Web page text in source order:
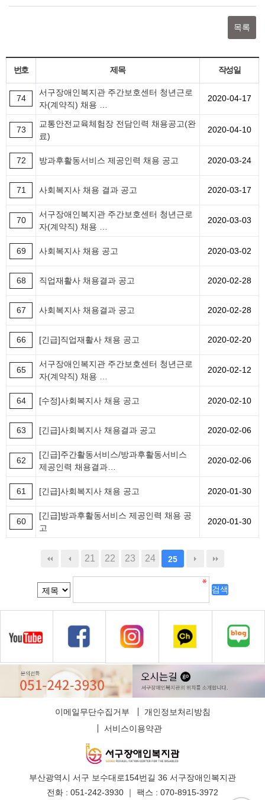
목록
번호 제목 작성일
74
서구장애인복지관 주간보호센터 청년근로
자(계약직) 채용 …
2020-04-17
73
교통안전교육체험장 전담인력 채용공고(완
료)
2020-04-10
72 방과후활동서비스 제공인력 채용 공고 2020-03-24
71 사회복지사 채용 결과 공고 2020-03-17
70
서구장애인복지관 주간보호센터 청년근로
자(계약직) 채용 …
2020-03-03
69 사회복지사 채용 공고 2020-03-02
68 직업재활사 채용결과 공고 2020-02-28
67 사회복지사 채용결과 공고 2020-02-28
66 [긴급]직업재활사 채용 공고 2020-02-20
65
서구장애인복지관 주간보호센터 청년근로
자(계약직) 채용 …
2020-02-12
64 [수정]사회복지사 채용 공고 2020-02-10
63 [긴급]사회복지사 채용결과 공고 2020-02-06
62
[긴급]주간활동서비스/방과후활동서비스
제공인력 채용결과…
2020-02-06
61 [긴급]사회복지사 채용 공고 2020-01-30
60
[긴급]방과후활동서비스 제공인력 채용 공
고
2020-01-30
21 22 23 24 25
이메일무단수집거부
개인정보처리방침
서비스이용약관
부산광역시 서구 보수대로154번길 36 서구장애인복지관
전화 : 051-242-3930 ｜ 팩스 : 070-8915-3972